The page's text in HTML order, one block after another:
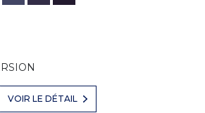
VOIR LE DÉTAIL